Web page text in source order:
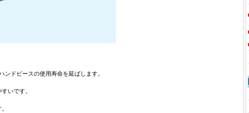
ドピースの使用寿命を延ばします。
いです。